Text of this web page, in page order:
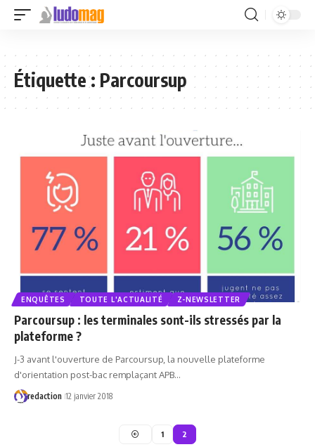
Étiquette :Parcoursup
ENQUÊTES TOUTE L'ACTUALITÉ Z-NEWSLETTER
Parcoursup : les terminales sont-ils stressés par la
plateforme ?
J-3 avant l'ouverture de Parcoursup, la nouvelle plateforme
d'orientation post-bac remplaçant APB…
redaction 12 janvier 2018
1 2